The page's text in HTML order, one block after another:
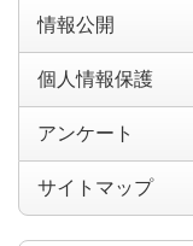
情報公開
個人情報保護
アンケート
サイトマップ